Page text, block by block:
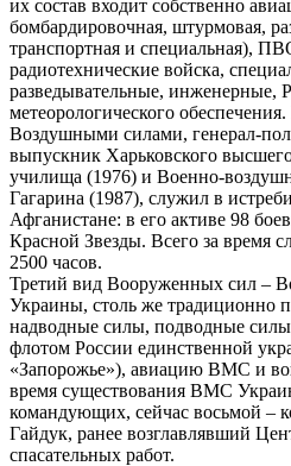
их состав входит собственно
бомбардировочная, штурмовая,
транспортная и специальная),
радиотехнические войска,
разведывательные, инженерные,
метеорологического
Воздушными силами, генерал-
выпускник Харьковского
училища (1976) и Военно-
Гагарина (1987), служил в
Афганистане: в его активе 98
Красной Звезды. Всего за время
2500 часов.
Третий вид Вооруженных сил –
Украины, столь же традиционно
надводные силы, подводные
флотом России единственной
«Запорожье»), авиацию ВМС и
время существования ВМС
командующих, сейчас восьмой –
Гайдук, ранее возглавлявший
спасательных работ.